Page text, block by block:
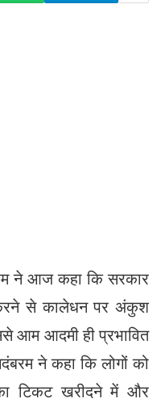
ने आज कहा कि सरकार
से कालेधन पर अंकुश
आम आदमी ही प्रभावित
ने कहा कि लोगों को
टिकट खरीदने में और